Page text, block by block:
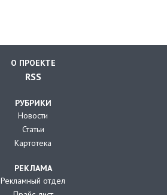
О ПРОЕКТЕ
RSS
РУБРИКИ
Новости
Статьи
Картотека
РЕКЛАМА
Рекламный отдел